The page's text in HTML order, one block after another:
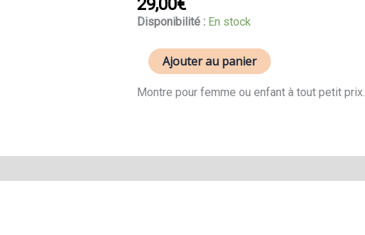
29,00€
Disponibilité : En stock
enfant
K5752/1
Ajouter au panier
Montre pour femme ou enfant à tout petit prix.